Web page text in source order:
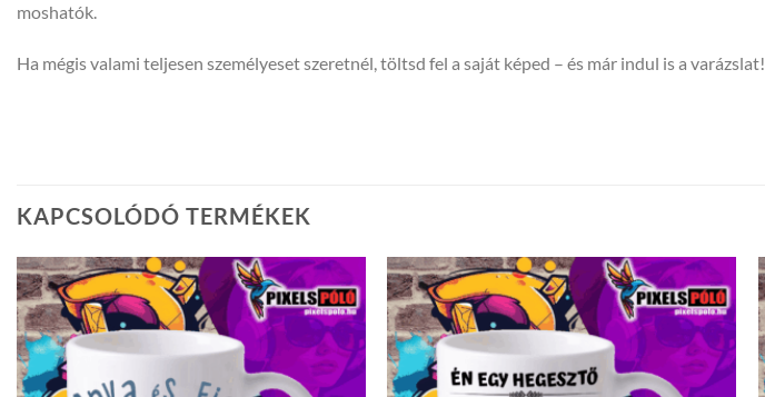
moshatók.
Ha mégis valami teljesen személyeset szeretnél, töltsd fel a saját képed – és már indul is a varázslat!
KAPCSOLÓDÓ TERMÉKEK